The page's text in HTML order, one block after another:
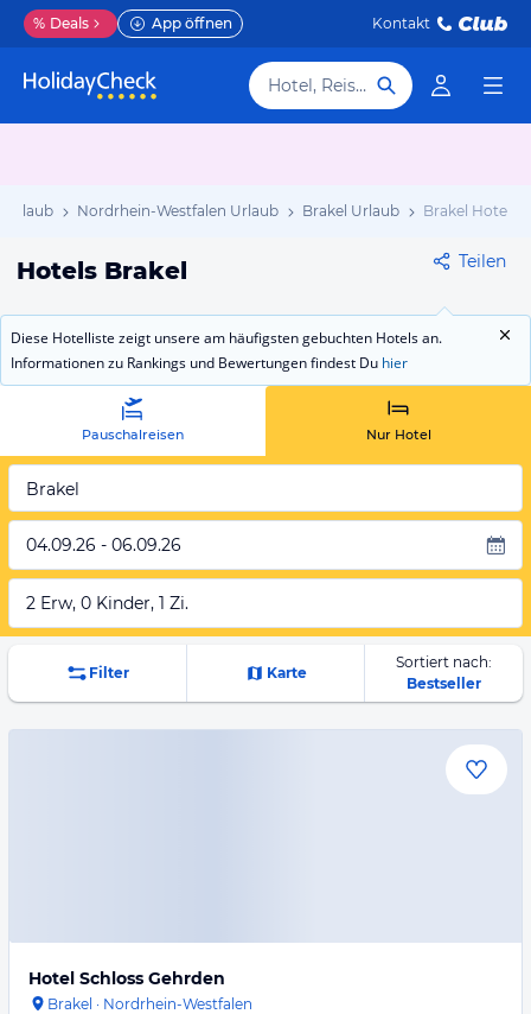
% Deals App öffnen Kontakt
Hotel, Reiseziel
Urlaub Nordrhein-Westfalen Urlaub Brakel Urlaub Brakel Hotels
Hotels Brakel Teilen
Diese Hotelliste zeigt unsere am häufigsten gebuchten Hotels an.
Informationen zu Rankings und Bewertungen findest Du hier
Pauschalreisen Nur Hotel
Brakel
04.09.26 - 06.09.26
2 Erw, 0 Kinder, 1 Zi.
Filter Karte
Sortiert nach:
Bestseller
Hotel Schloss Gehrden
Brakel · Nordrhein-Westfalen